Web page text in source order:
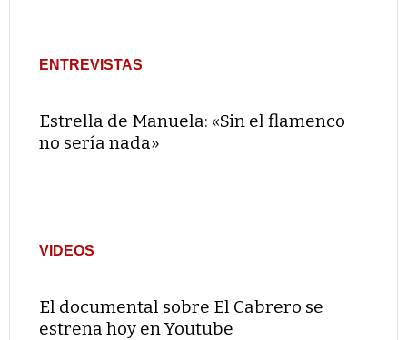
ENTREVISTAS
Estrella de Manuela: «Sin el flamenco
no sería nada»
VIDEOS
El documental sobre El Cabrero se
estrena hoy en Youtube